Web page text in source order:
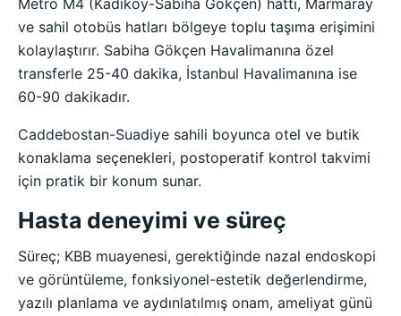
ve sahil otobüs hatları bölgeye toplu taşıma erişimini
kolaylaştırır. Sabiha Gökçen Havalimanına özel
transferle 25-40 dakika, İstanbul Havalimanına ise
60-90 dakikadır.
Caddebostan-Suadiye sahili boyunca otel ve butik
konaklama seçenekleri, postoperatif kontrol takvimi
için pratik bir konum sunar.
Hasta deneyimi ve süreç
Süreç; KBB muayenesi, gerektiğinde nazal endoskopi
ve görüntüleme, fonksiyonel-estetik değerlendirme,
yazılı planlama ve aydınlatılmış onam, ameliyat günü